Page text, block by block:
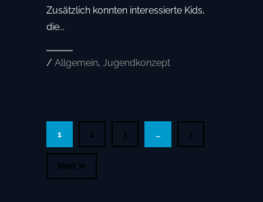
Zusätzlich konnten interessierte Kids,
die...
/ Allgemein, Jugendkonzept
1 2 3 … 7
Next